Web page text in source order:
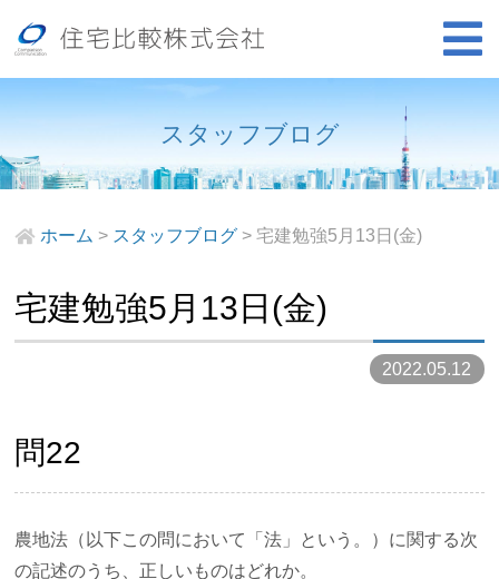
スタッフブログ
ホーム > スタッフブログ> 宅建勉強5月13日(金)
宅建勉強5月13日(金)
2022.05.12
問22
農地法（以下この問において「法」という。）に関する次
の記述のうち、正しいものはどれか。